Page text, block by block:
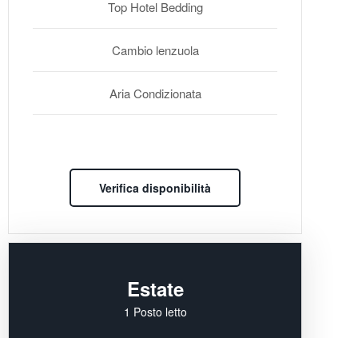
Top Hotel Bedding
Cambio lenzuola
Aria Condizionata
Verifica disponibilità
Estate
1 Posto letto